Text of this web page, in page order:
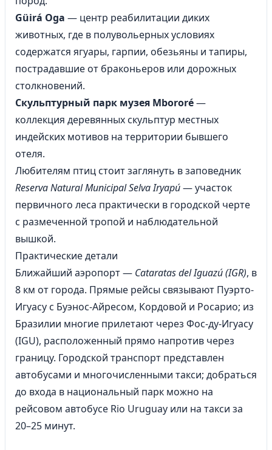
Güirá Oga — центр реабилитации диких
животных, где в полувольерных условиях
содержатся ягуары, гарпии, обезьяны и тапиры,
пострадавшие от браконьеров или дорожных
столкновений.
Скульптурный парк музея Mbororé—
коллекция деревянных скульптур местных
индейских мотивов на территории бывшего
отеля.
Любителям птиц стоит заглянуть в заповедник
Reserva Natural Municipal Selva Iryapú— участок
первичного леса практически в городской черте
с размеченной тропой и наблюдательной
вышкой.
Практические детали
Ближайший аэропорт — Cataratas del Iguazú (IGR), в
8 км от города. Прямые рейсы связывают Пуэрто-
Игуасу с Буэнос-Айресом, Кордовой и Росарио; из
Бразилии многие прилетают через Фос-ду-Игуасу
(IGU), расположенный прямо напротив через
границу. Городской транспорт представлен
автобусами и многочисленными такси; добраться
до входа в национальный парк можно на
рейсовом автобусе Rio Uruguay или на такси за
20–25 минут.